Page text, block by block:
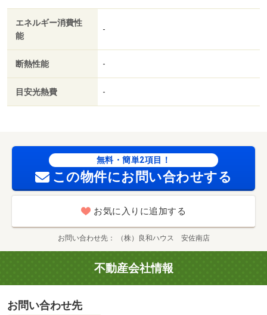
エネルギー消費性
能
-
断熱性能 -
目安光熱費 -
無料・簡単2項目！
この物件にお問い合わせする
お気に入りに追加する
お問い合わせ先 （株）良和ハウス 安佐南店
不動産会社情報
お問い合わせ先